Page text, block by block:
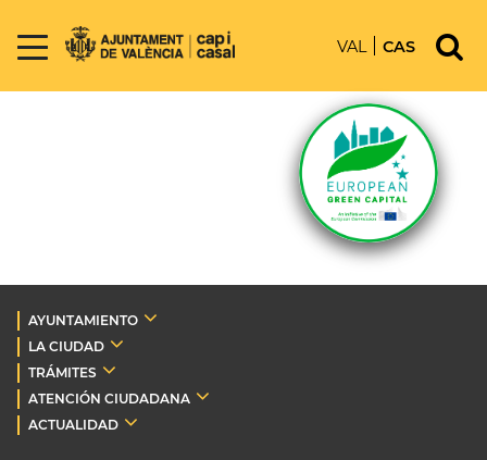
VAL CAS
AYUNTAMIENTO
LA CIUDAD
TRÁMITES
ATENCIÓN CIUDADANA
ACTUALIDAD